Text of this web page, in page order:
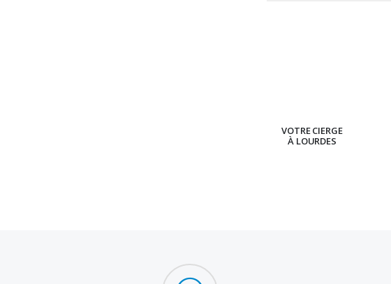
VOTRE CIERGE
À LOURDES